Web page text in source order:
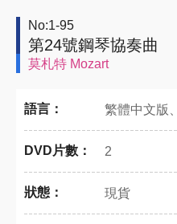
No:1-95
第24號鋼琴協奏曲
莫札特 Mozart
語言： 繁體中文版
DVD片數： 2
狀態： 現貨